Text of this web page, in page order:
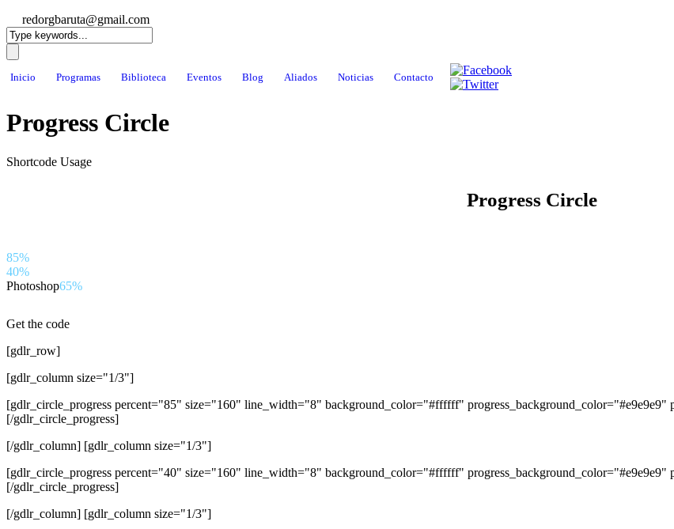
redorgbaruta@gmail.com
Inicio Programas Biblioteca Eventos Blog Aliados Noticias Contacto
Progress Circle
Shortcode Usage
Progress Circle
85%
40%
Photoshop65%
Get the code
[gdlr_row]
[gdlr_column size="1/3"]
[gdlr_circle_progress percent="85" size="160" line_width="8" background_color="#ffffff"
[/gdlr_circle_progress]
[/gdlr_column] [gdlr_column size="1/3"]
[gdlr_circle_progress percent="40" size="160" line_width="8" background_color="#ffffff"
[/gdlr_circle_progress]
[/gdlr_column] [gdlr_column size="1/3"]